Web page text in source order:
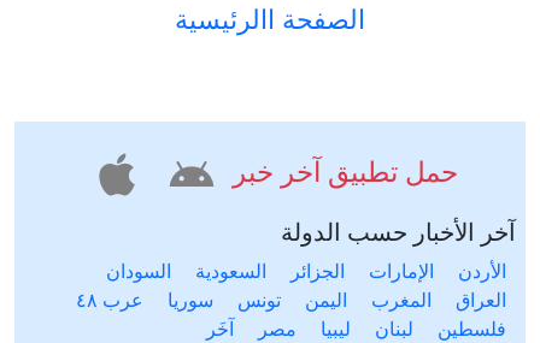
الصفحة االرئيسية
حمل تطبيق آخر خبر
آخر الأخبار حسب الدولة
الأردن الإمارات الجزائر السعودية
السودان
العراق
المغرب اليمن تونس سوريا
عرب ٤٨
فلسطين
لبنان ليبيا مصر آخَر